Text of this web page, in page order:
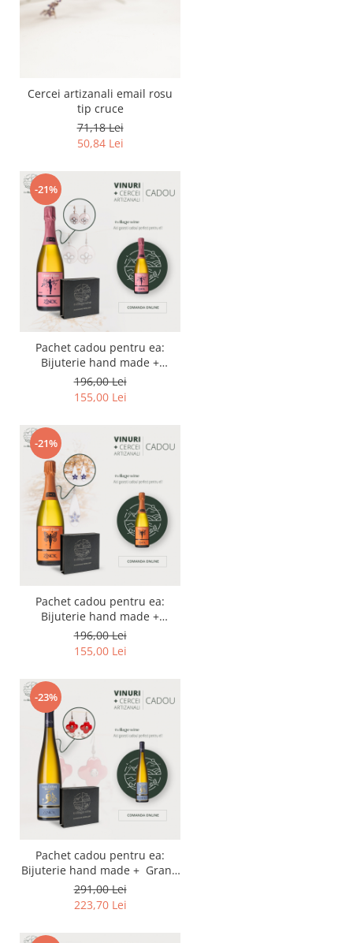
Cercei artizanali email rosu
tip cruce
71,18 Lei
50,84 Lei
-21%
Pachet cadou pentru ea:
Bijuterie hand made +
Cremant d'Alsace rose 750 ml
196,00 Lei
155,00 Lei
-21%
Pachet cadou pentru ea:
Bijuterie hand made +
Cremant d'Alsace 750 ml
196,00 Lei
155,00 Lei
-23%
Pachet cadou pentru ea:
Bijuterie hand made + Grand
Cru Alsace Gewurztraminer
Grand Cru Eichberg 2019
291,00 Lei
223,70 Lei